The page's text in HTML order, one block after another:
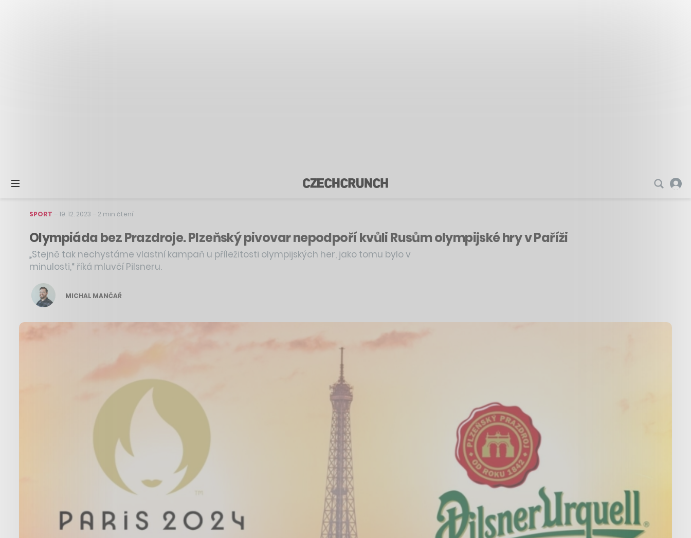
SPORT –19. 12. 2023 – 2 min čtení
Olympiáda bez Prazdroje. Plzeňský pivovar nepodpoří kvůli Rusům olympijské hry v Paříži
„Stejně tak nechystáme vlastní kampaň u příležitosti olympijských her, jako tomu bylo v
minulosti,“ říká mluvčí Pilsneru.
MICHAL MANČAŘ